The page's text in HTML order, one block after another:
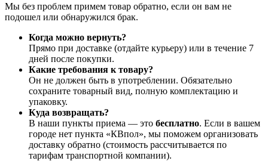
Мы без проблем примем товар обратно, если он вам не
подошел или обнаружился брак.
Когда можно вернуть?
Прямо при доставке (отдайте курьеру) или в течение 7
дней после покупки.
Какие требования к товару?
Он не должен быть в употреблении. Обязательно
сохраните товарный вид, полную комплектацию и
упаковку.
Куда возвращать?
В наши пункты приема — это бесплатно. Если в вашем
городе нет пункта «КВпол», мы поможем организовать
доставку обратно (стоимость рассчитывается по
тарифам транспортной компании).